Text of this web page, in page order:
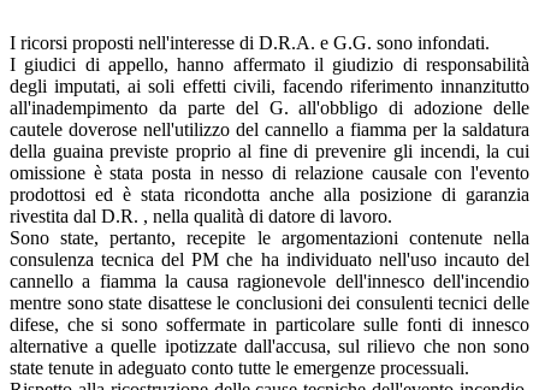
I ricorsi proposti nell'interesse di D.R.A. e G.G. sono infondati.
I giudici di appello, hanno affermato il giudizio di responsabilità
degli imputati, ai soli effetti civili, facendo riferimento innanzitutto
all'inadempimento da parte del G. all'obbligo di adozione delle
cautele doverose nell'utilizzo del cannello a fiamma per la saldatura
della guaina previste proprio al fine di prevenire gli incendi, la cui
omissione è stata posta in nesso di relazione causale con l'evento
prodottosi ed è stata ricondotta anche alla posizione di garanzia
rivestita dal D.R. , nella qualità di datore di lavoro.
Sono state, pertanto, recepite le argomentazioni contenute nella
consulenza tecnica del PM che ha individuato nell'uso incauto del
cannello a fiamma la causa ragionevole dell'innesco dell'incendio
mentre sono state disattese le conclusioni dei consulenti tecnici delle
difese, che si sono soffermate in particolare sulle fonti di innesco
alternative a quelle ipotizzate dall'accusa, sul rilievo che non sono
state tenute in adeguato conto tutte le emergenze processuali.